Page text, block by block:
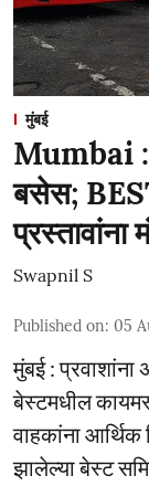
मुंबई
Mumbai :
बसेस; BEST
प्रस्तावांना
Swapnil S
Published on: 05
मुंबई :
बेस्टमधील
वाहकांना आर्थिक
झालेल्या बेस्ट